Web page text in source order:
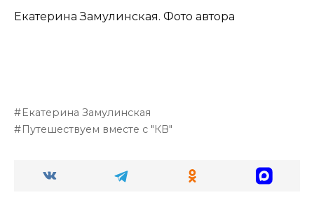
Екатерина Замулинская. Фото автора
Екатерина Замулинская
Путешествуем вместе с "КВ"